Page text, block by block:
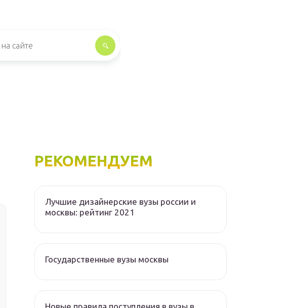
РЕКОМЕНДУЕМ
Лучшие дизайнерские вузы россии и
москвы: рейтинг 2021
Государственные вузы москвы